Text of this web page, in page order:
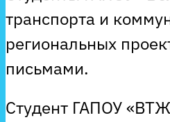
транспорта и
региональных
письмами.
Студент ГАПОУ